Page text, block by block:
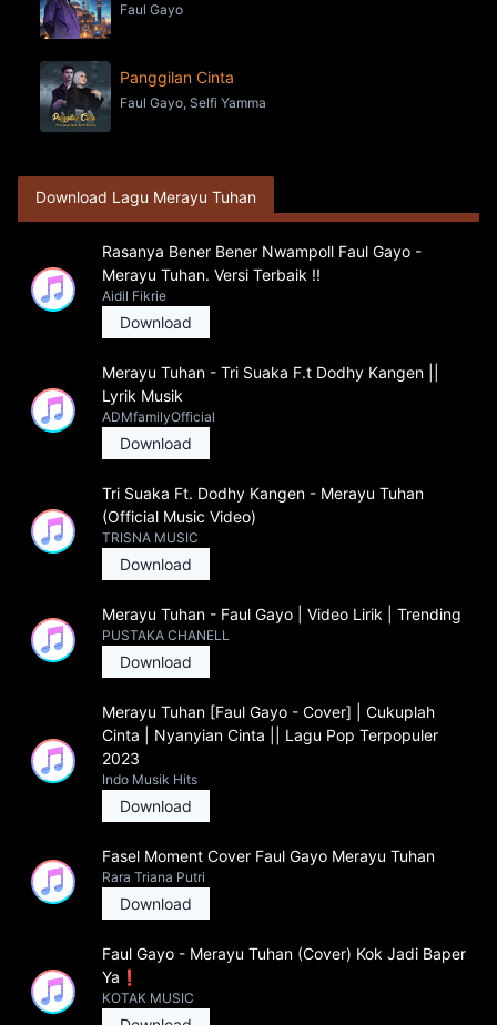
Faul Gayo
Panggilan Cinta
Faul Gayo, Selfi Yamma
Download Lagu Merayu Tuhan
Rasanya Bener Bener Nwampoll Faul Gayo -
Merayu Tuhan. Versi Terbaik !!
Aidil Fikrie
Download
Merayu Tuhan - Tri Suaka F.t Dodhy Kangen ||
Lyrik Musik
ADMfamilyOfficial
Download
Tri Suaka Ft. Dodhy Kangen - Merayu Tuhan
(Official Music Video)
TRISNA MUSIC
Download
Merayu Tuhan - Faul Gayo | Video Lirik | Trending
PUSTAKA CHANELL
Download
Merayu Tuhan [Faul Gayo - Cover] | Cukuplah
Cinta | Nyanyian Cinta || Lagu Pop Terpopuler
2023
Indo Musik Hits
Download
Fasel Moment Cover Faul Gayo Merayu Tuhan
Rara Triana Putri
Download
Faul Gayo - Merayu Tuhan (Cover) Kok Jadi Baper
Ya❗
KOTAK MUSIC